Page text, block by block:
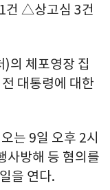
건 △상고심 3건
의 체포영장 집
대통령에 대한
는 9일 오후 2시
사방해 등 혐의를
을 연다.